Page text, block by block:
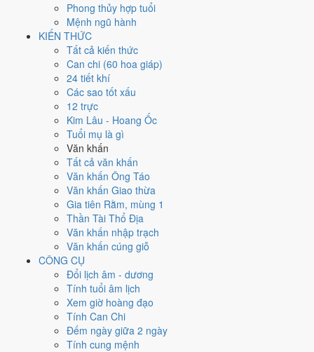
Phong thủy hợp tuổi
Mệnh ngũ hành
KIẾN THỨC
Tất cả kiến thức
Can chi (60 hoa giáp)
24 tiết khí
Các sao tốt xấu
12 trực
Kim Lâu - Hoang Ốc
Tuổi mụ là gì
Văn khấn
Tất cả văn khấn
Văn khấn Ông Táo
Văn khấn Giao thừa
Gia tiên Rằm, mùng 1
Thần Tài Thổ Địa
Văn khấn nhập trạch
Văn khấn cúng giỗ
CÔNG CỤ
Đổi lịch âm - dương
Tính tuổi âm lịch
Xem giờ hoàng đạo
Tính Can Chi
Đếm ngày giữa 2 ngày
Tính cung mệnh
Thiên Can Mậu hành Thổgặp Địa Chi Dần hành
hành của năm vì vậy làThổ - Mộc
can chi Mậu Dần.
Mậu Dần (Thổ × Mộc)
Thành Đầu Thổ
Thất Xích Đoài Kim
Bảng phân tích Can Chi năm Mậu Dần
Chi tiết
Ý nghĩa